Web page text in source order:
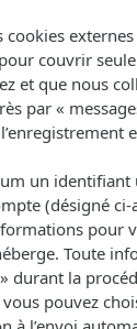
couvrir
et que nous
par «
un identifiant
(désigné
pour
Toute
durant la
vous pouvez